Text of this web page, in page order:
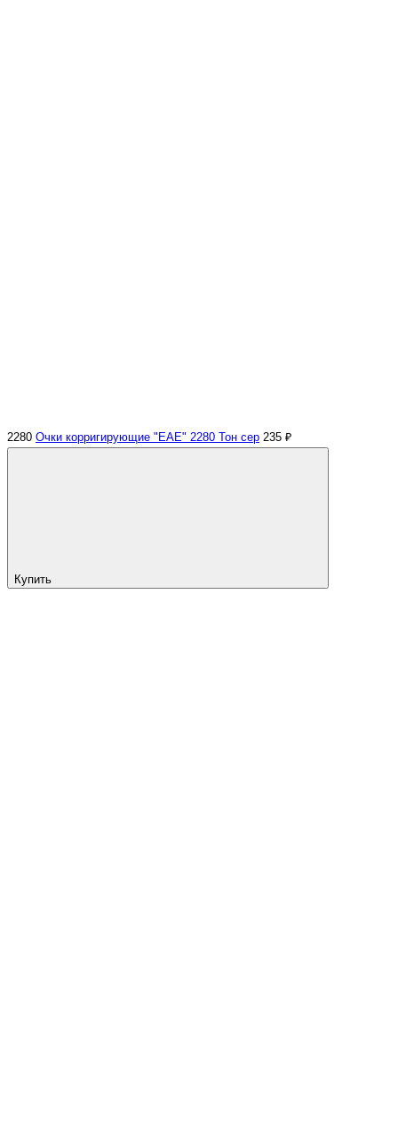
2280 Очки корригирующие "EAE" 2280 Тон сер 235 ₽
Купить